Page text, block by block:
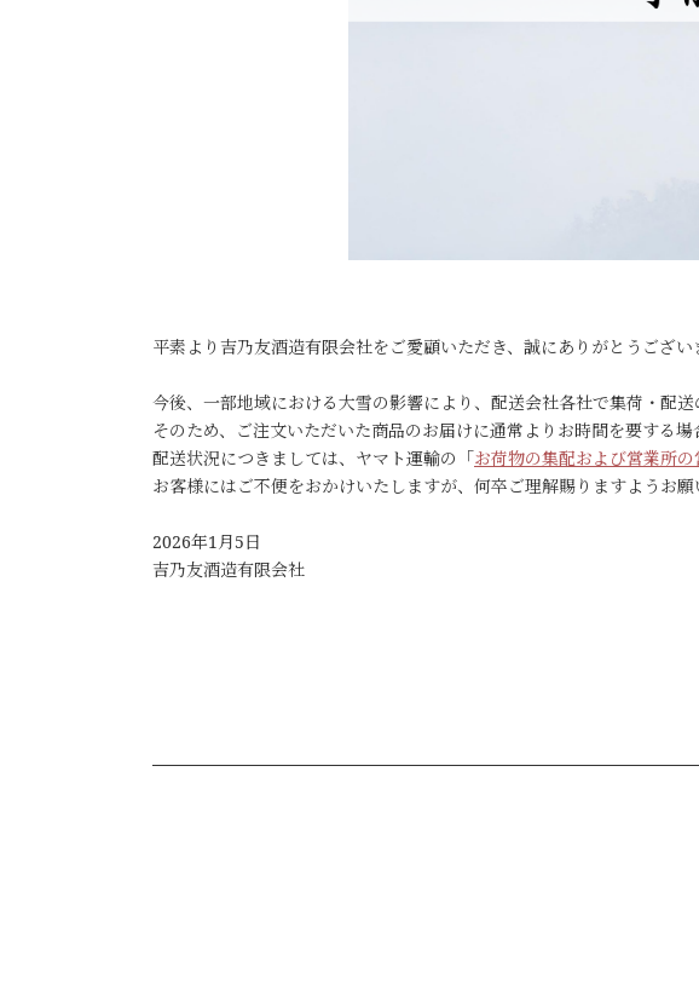
平素より吉乃友酒造有限会社をご愛顧いただき、誠にありがとうござい
今後、一部地域における大雪の影響により、配送会社各社で集荷・配送
そのため、ご注文いただいた商品のお届けに通常よりお時間を要する場
配送状況につきましては、ヤマト運輸の「お荷物の集配および営業所
お客様にはご不便をおかけいたしますが、何卒ご理解賜りますようお願
2026年1月5日
吉乃友酒造有限会社